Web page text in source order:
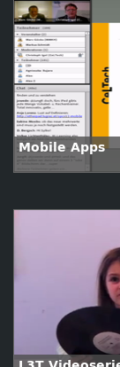
Mobile Apps